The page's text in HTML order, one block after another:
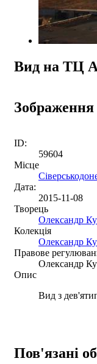
Вид на ТЦ
Зображення
ID:
59604
Місце
Дата:
2015-11-08
Творець
Олександр
Колекція
Олександр
Правове
Олександр
Опис
Вид з
Пов'язані